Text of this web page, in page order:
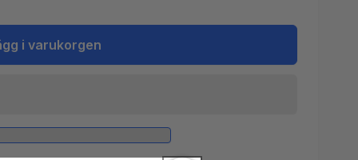
i varukorgen